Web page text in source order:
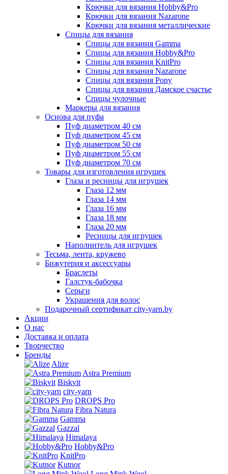
Крючки для вязания Hobby&Pro
Крючки для вязания Nazarone
Крючки для вязания металлические
Спицы для вязания
Спицы для вязания Gamma
Спицы для вязания Hobby&Pro
Спицы для вязания KnitPro
Спицы для вязания Nazarone
Спицы для вязания Pony
Спицы для вязания Дамское счастье
Спицы чулочные
Маркеры для вязания
Основа для пуфа
Пуф диаметром 40 см
Пуф диаметром 45 см
Пуф диаметром 50 см
Пуф диаметром 55 см
Пуф диаметром 70 см
Товары для изготовления игрушек
Глаза и ресницы для игрушек
Глаза 12 мм
Глаза 14 мм
Глаза 16 мм
Глаза 18 мм
Глаза 20 мм
Ресницы для игрушек
Наполнитель для игрушек
Тесьма, лента, кружево
Бижутерия и аксессуары
Браслеты
Галстук-бабочка
Серьги
Украшения для волос
Подарочный сертификат city-yarn.by
Акции
О нас
Доставка и оплата
Творчество
Бренды
Alize
Astra Premium
Biskvit
city-yarn
DROPS Pro
Fibra Natura
Gamma
Gazzal
Himalaya
Hobby&Pro
KnitPro
Kutnor